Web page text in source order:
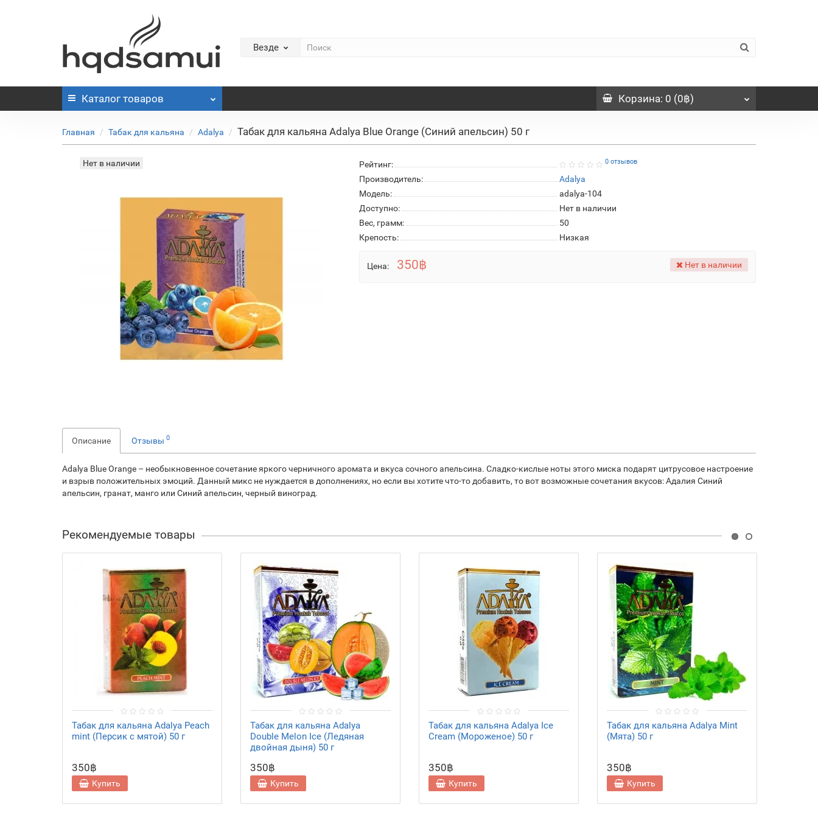
Везде
Каталог товаров Корзина: 0 (0฿)
Главная Табак для кальяна Adalya Табак для кальяна Adalya Blue Orange (Синий апельсин) 50 г
Нет в наличии Рейтинг: 0 отзывов
Производитель:
Adalya
Модель:
adalya-104
Доступно:
Нет в наличии
Вес, грамм:
50
Крепость:
Низкая
Цена: 350฿ Нет в наличии
Описание Отзывы 0
Adalya Blue Orange – необыкновенное сочетание яркого черничного аромата и вкуса сочного апельсина. Сладко-кислые ноты этого миска подарят цитрусовое настроение
и взрыв положительных эмоций. Данный микс не нуждается в дополнениях, но если вы хотите что-то добавить, то вот возможные сочетания вкусов: Адалия Синий
апельсин, гранат, манго или Синий апельсин, черный виноград.
Рекомендуемые товары
Табак для кальяна Adalya Peach
mint (Персик с мятой) 50 г
350฿
Купить
Табак для кальяна Adalya
Double Melon Ice (Ледяная
двойная дыня) 50 г
350฿
Купить
Табак для кальяна Adalya Ice
Cream (Мороженое) 50 г
350฿
Купить
Табак для кальяна Adalya Mint
(Мята) 50 г
350฿
Купить